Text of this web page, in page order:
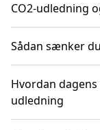
CO2-udledning
Sådan sænker
Hvordan
udledning